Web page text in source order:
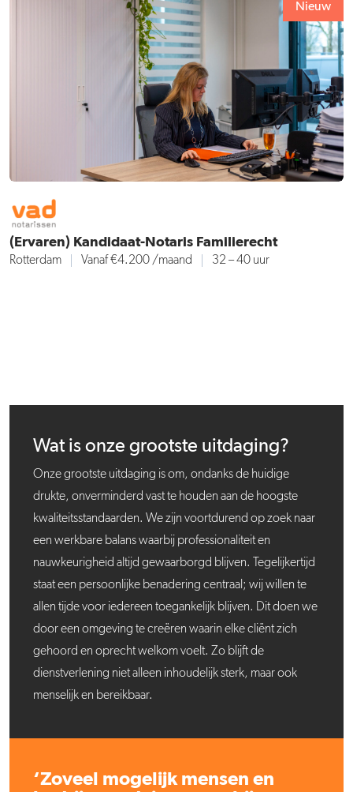
Nieuw
(Ervaren) Kandidaat-Notaris Familierecht
Rotterdam Vanaf €4.200 /maand 32 – 40 uur
Wat is onze grootste uitdaging?
Onze grootste uitdaging is om, ondanks de huidige
drukte, onverminderd vast te houden aan de hoogste
kwaliteitsstandaarden. We zijn voortdurend op zoek naar
een werkbare balans waarbij professionaliteit en
nauwkeurigheid altijd gewaarborgd blijven. Tegelijkertijd
staat een persoonlijke benadering centraal; wij willen te
allen tijde voor iedereen toegankelijk blijven. Dit doen we
door een omgeving te creëren waarin elke cliënt zich
gehoord en oprecht welkom voelt. Zo blijft de
dienstverlening niet alleen inhoudelijk sterk, maar ook
menselijk en bereikbaar.
‘Zoveel mogelijk mensen en